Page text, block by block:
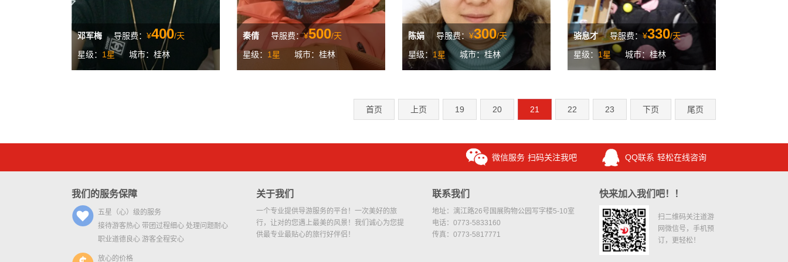
邓军梅 导服费： ¥400/天
星级： 1星 城市：桂林
秦倩 导服费：¥500/天
星级： 1星 城市：桂林
陈娟 导服费： ¥300/天
星级：1星 城市：桂林
骆息才 导服费： ¥330/天
星级： 1星 城市：桂林
首页 上页 19 20 21 22 23 下页 尾页
微信服务 扫码关注我吧 QQ联系 轻松在线咨询
我们的服务保障
五星（心）级的服务
接待游客热心 带团过程细心 处理问题耐心
职业道德良心 游客全程安心
放心的价格
关于我们
一个专业提供导游服务的平台！一次美好的旅
行，让对的您遇上最美的风景！我们诚心为您提
供最专业最贴心的旅行好伴侣！
联系我们
地址：漓江路26号国展购物公园写字楼5-10室
电话：0773-5833160
传真：0773-5817771
快来加入我们吧！！
扫二维码关注道游
网微信号，手机预
订，更轻松！